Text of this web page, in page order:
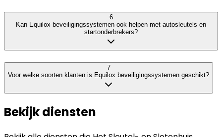
6
Kan Equilox beveiligingssystemen ook helpen met autosleutels en
startonderbrekers?
7
Voor welke soorten klanten is Equilox beveiligingssystemen geschikt?
Bekijk diensten